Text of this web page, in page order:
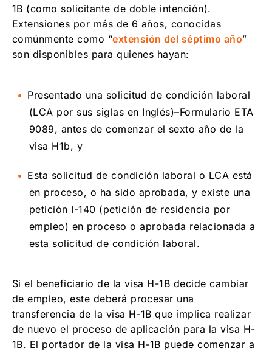
1B (como solicitante de doble intención).
Extensiones por más de 6 años, conocidas
comúnmente como “extensión del séptimo año”
son disponibles para quienes hayan:
Presentado una solicitud de condición laboral
(LCA por sus siglas en Inglés)–Formulario ETA
9089, antes de comenzar el sexto año de la
visa H1b, y
Esta solicitud de condición laboral o LCA está
en proceso, o ha sido aprobada, y existe una
petición I-140 (petición de residencia por
empleo) en proceso o aprobada relacionada a
esta solicitud de condición laboral.
Si el beneficiario de la visa H-1B decide cambiar
de empleo, este deberá procesar una
transferencia de la visa H-1B que implica realizar
de nuevo el proceso de aplicación para la visa H-
1B. El portador de la visa H-1B puede comenzar a